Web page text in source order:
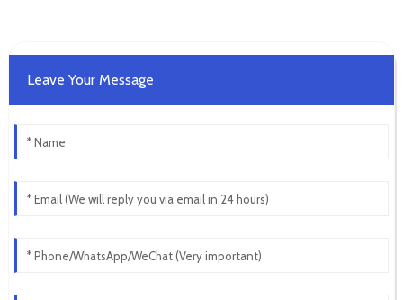
Leave Your Message